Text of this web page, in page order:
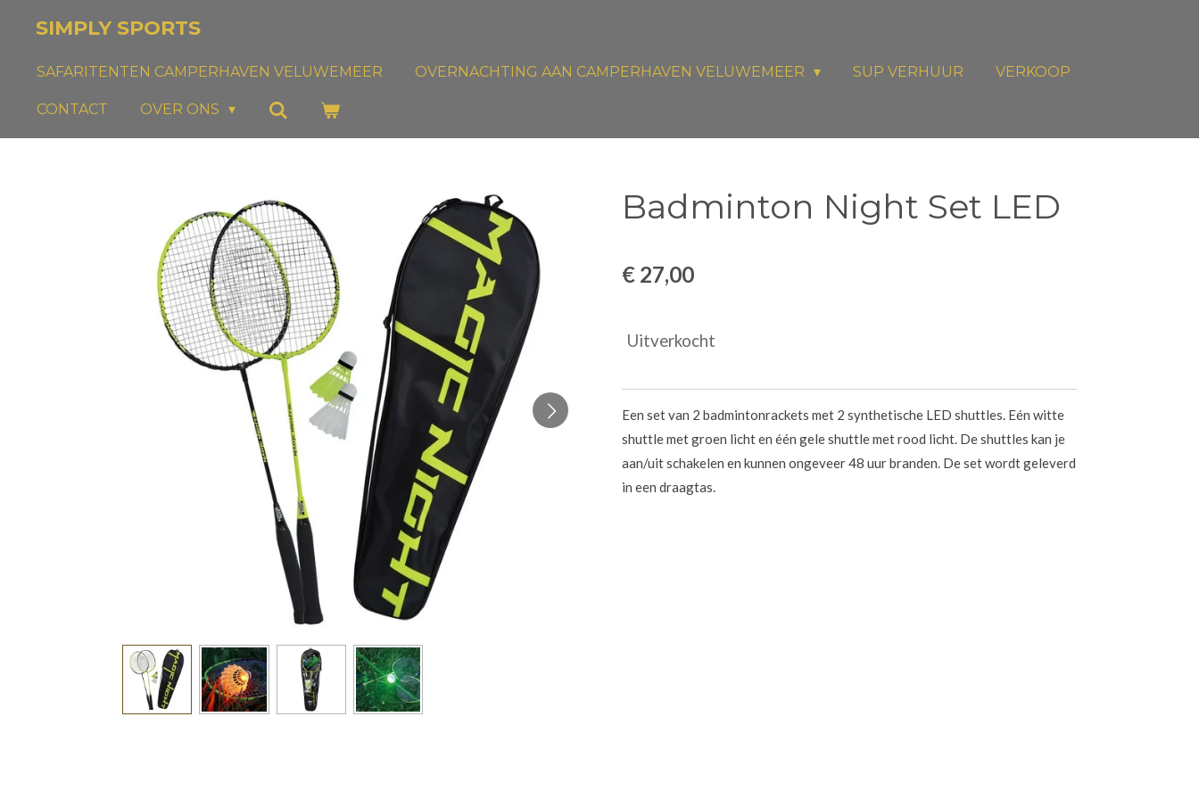
hoofdinhoud
SIMPLY SPORTS
SAFARITENTEN CAMPERHAVEN VELUWEMEER OVERNACHTING AAN CAMPERHAVEN VELUWEMEER SUP VERHUUR VERKOOP
CONTACT OVER ONS
Badminton Night Set LED
€ 27,00
Uitverkocht
Een set van 2 badmintonrackets met 2 synthetische LED shuttles. Eén witte
shuttle met groen licht en één gele shuttle met rood licht. De shuttles kan je
aan/uit schakelen en kunnen ongeveer 48 uur branden. De set wordt geleverd
in een draagtas.